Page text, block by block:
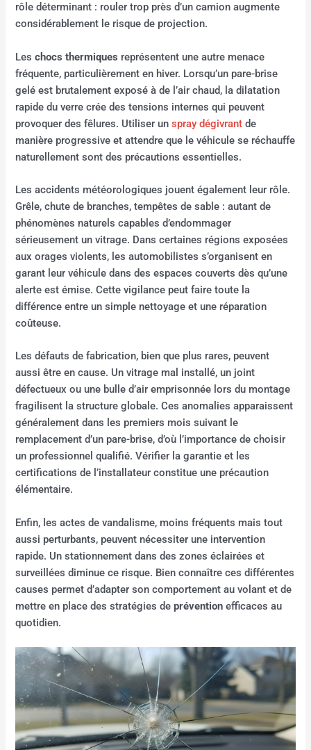
rôle déterminant : rouler trop près d’un camion augmente
considérablement le risque de projection.
Leschocs thermiques représentent une autre menace
fréquente, particulièrement en hiver. Lorsqu’un pare-brise
gelé est brutalement exposé à de l’air chaud, la dilatation
rapide du verre crée des tensions internes qui peuvent
provoquer des fêlures. Utiliser unspray dégivrant de
manière progressive et attendre que le véhicule se réchauffe
naturellement sont des précautions essentielles.
Les accidents météorologiques jouent également leur rôle.
Grêle, chute de branches, tempêtes de sable : autant de
phénomènes naturels capables d’endommager
sérieusement un vitrage. Dans certaines régions exposées
aux orages violents, les automobilistes s’organisent en
garant leur véhicule dans des espaces couverts dès qu’une
alerte est émise. Cette vigilance peut faire toute la
différence entre un simple nettoyage et une réparation
coûteuse.
Les défauts de fabrication, bien que plus rares, peuvent
aussi être en cause. Un vitrage mal installé, un joint
défectueux ou une bulle d’air emprisonnée lors du montage
fragilisent la structure globale. Ces anomalies apparaissent
généralement dans les premiers mois suivant le
remplacement d’un pare-brise, d’où l’importance de choisir
un professionnel qualifié. Vérifier la garantie et les
certifications de l’installateur constitue une précaution
élémentaire.
Enfin, les actes de vandalisme, moins fréquents mais tout
aussi perturbants, peuvent nécessiter une intervention
rapide. Un stationnement dans des zones éclairées et
surveillées diminue ce risque. Bien connaître ces différentes
causes permet d’adapter son comportement au volant et de
mettre en place des stratégies deprévention efficaces au
quotidien.